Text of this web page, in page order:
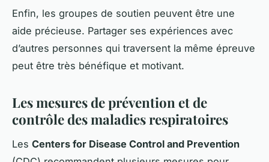
Enfin, les groupes de soutien peuvent être une
aide précieuse. Partager ses expériences avec
d’autres personnes qui traversent la même épreuve
peut être très bénéfique et motivant.
Les mesures de prévention et de
contrôle des maladies respiratoires
Les Centers for Disease Control and Prevention